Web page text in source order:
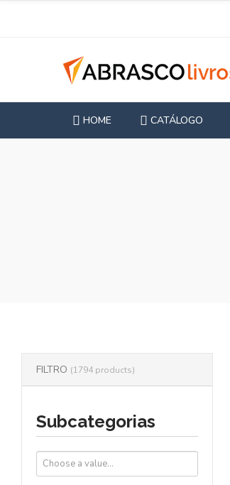
HOME CATÁLOGO
FILTRO (1794 products)
Subcategorias